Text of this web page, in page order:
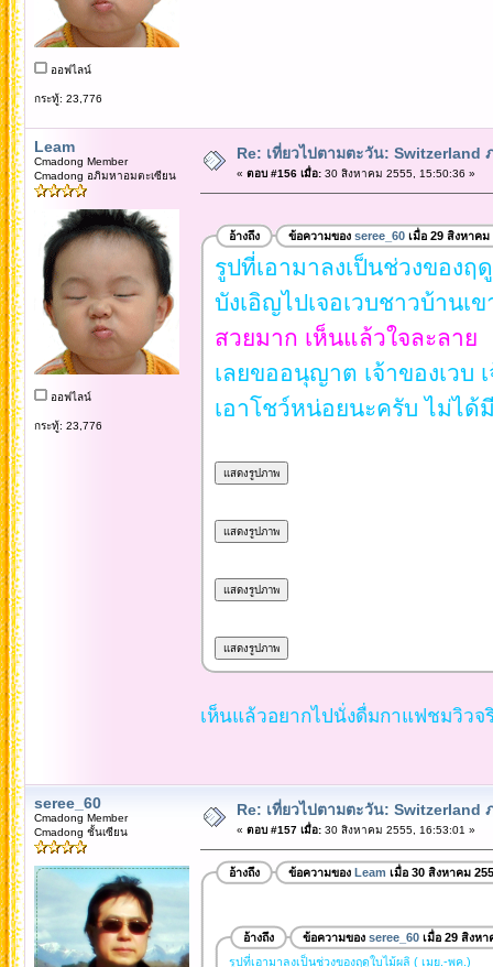
ออฟไลน์
กระทู้: 23,776
Leam
Cmadong Member
Cmadong อภิมหาอมตะเซียน
ออฟไลน์
กระทู้: 23,776
Re: เที่ยวไปตามตะวัน: Switzerland
« ตอบ #156 เมื่อ:30 สิงหาคม 2555, 15:50:36 »
อ้างถึง ข้อความของ seree_60เมื่อ 29 สิงหาคม
รูปที่เอามาลงเป็นช่วงของฤ
บังเอิญไปเจอเวบชาวบ้านเข
สวยมาก เห็นแล้วใจละลาย
เลยขออนุญาต เจ้าของเวบ
เอาโชว์หน่อยนะครับ ไม่ได้
เห็นแล้วอยากไปนั่งดื่มกาแฟชมวิวจ
seree_60
Cmadong Member
Cmadong ชั้นเซียน
Re: เที่ยวไปตามตะวัน: Switzerland
« ตอบ #157 เมื่อ:30 สิงหาคม 2555, 16:53:01 »
อ้างถึง ข้อความของ Leam เมื่อ 30 สิงหาคม
อ้างถึง ข้อความของ seree_60เมื่อ 29 สิงหา
รูปที่เอามาลงเป็นช่วงของฤดูใบไม้ผลิ ( เมย.-พค.)